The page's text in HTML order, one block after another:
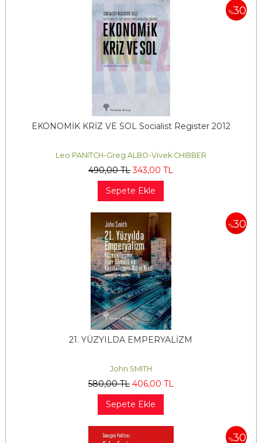
%30
EKONOMİK KRİZ VE SOL Socialist Register 2012
Leo PANITCH-Greg ALBO-Vivek CHIBBER
490,00TL 343,00 TL
Sepete Ekle
%30
21. YÜZYILDA EMPERYALİZM
John SMITH
580,00TL 406,00 TL
Sepete Ekle
%30